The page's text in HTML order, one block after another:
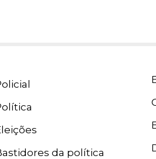
da política